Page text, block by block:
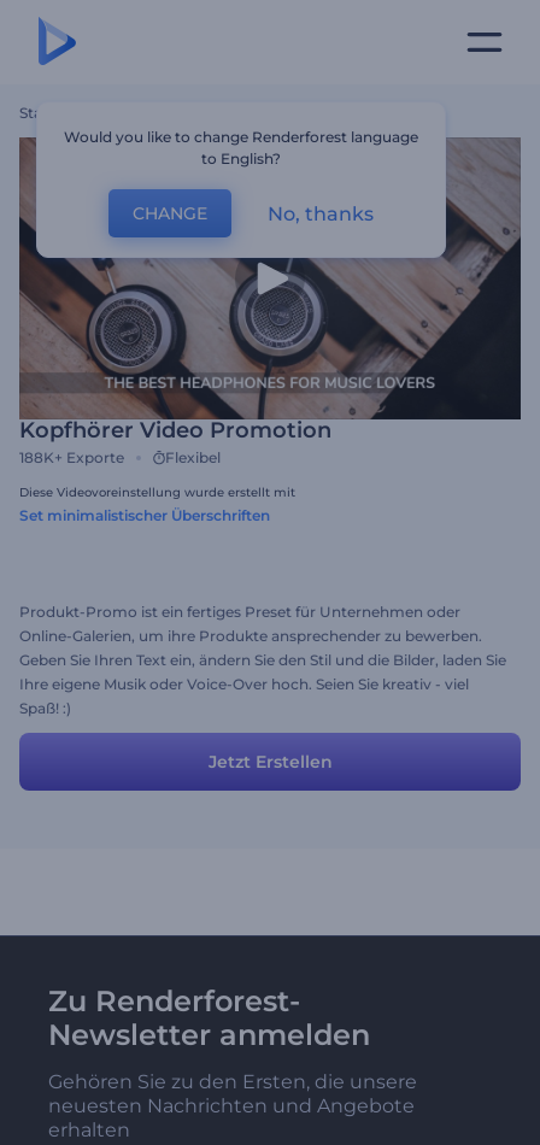
Startseite
Kopfhörer Video Promotion
188K+ Exporte Flexibel
Diese Videovoreinstellung wurde erstellt mit
Set minimalistischer Überschriften
Produkt-Promo ist ein fertiges Preset für Unternehmen oder
Online-Galerien, um ihre Produkte ansprechender zu bewerben.
Geben Sie Ihren Text ein, ändern Sie den Stil und die Bilder, laden Sie
Ihre eigene Musik oder Voice-Over hoch. Seien Sie kreativ - viel
Spaß! :)
Jetzt Erstellen
Zu Renderforest-
Newsletter anmelden
Gehören Sie zu den Ersten, die unsere
neuesten Nachrichten und Angebote
erhalten
Would you like to change Renderforest language
to English?
CHANGE No, thanks